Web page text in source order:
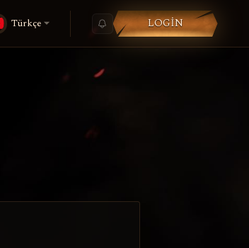
Türkçe LOGIN